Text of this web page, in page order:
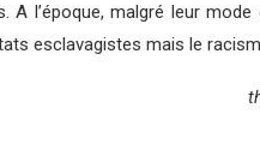
A l’époque, malgré leur
esclavagistes mais le